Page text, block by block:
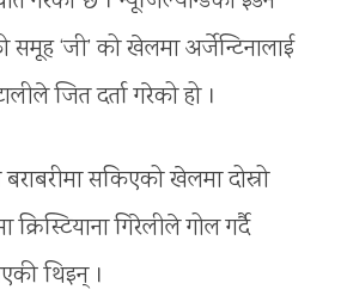
समूह ‘जी’ को खेलमा अर्जेन्टिनालाई
जित दर्ता गरेको हो ।
सकिएको खेलमा दोस्रो
गिरेलीले गोल गर्दै
थिइन् ।